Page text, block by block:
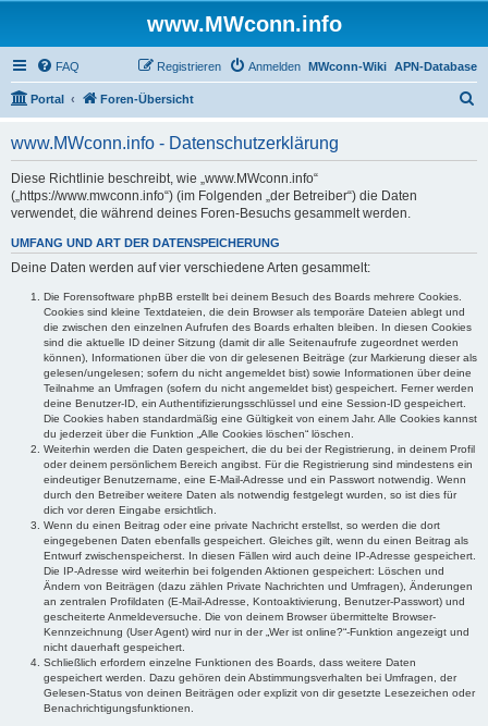
www.MWconn.info
FAQ APN-Database
MWconn-Wiki
Anmelden
Registrieren
Portal Foren-Übersicht
www.MWconn.info - Datenschutzerklärung
Diese Richtlinie beschreibt, wie „www.MWconn.info“
(„https://www.mwconn.info“) (im Folgenden „der Betreiber“) die Daten
verwendet, die während deines Foren-Besuchs gesammelt werden.
UMFANG UND ART DER DATENSPEICHERUNG
Deine Daten werden auf vier verschiedene Arten gesammelt:
Die Forensoftware phpBB erstellt bei deinem Besuch des Boards mehrere Cookies.
Cookies sind kleine Textdateien, die dein Browser als temporäre Dateien ablegt und
die zwischen den einzelnen Aufrufen des Boards erhalten bleiben. In diesen Cookies
sind die aktuelle ID deiner Sitzung (damit dir alle Seitenaufrufe zugeordnet werden
können), Informationen über die von dir gelesenen Beiträge (zur Markierung dieser als
gelesen/ungelesen; sofern du nicht angemeldet bist) sowie Informationen über deine
Teilnahme an Umfragen (sofern du nicht angemeldet bist) gespeichert. Ferner werden
deine Benutzer-ID, ein Authentifizierungsschlüssel und eine Session-ID gespeichert.
Die Cookies haben standardmäßig eine Gültigkeit von einem Jahr. Alle Cookies kannst
du jederzeit über die Funktion „Alle Cookies löschen“ löschen.
Weiterhin werden die Daten gespeichert, die du bei der Registrierung, in deinem Profil
oder deinem persönlichem Bereich angibst. Für die Registrierung sind mindestens ein
eindeutiger Benutzername, eine E-Mail-Adresse und ein Passwort notwendig. Wenn
durch den Betreiber weitere Daten als notwendig festgelegt wurden, so ist dies für
dich vor deren Eingabe ersichtlich.
Wenn du einen Beitrag oder eine private Nachricht erstellst, so werden die dort
eingegebenen Daten ebenfalls gespeichert. Gleiches gilt, wenn du einen Beitrag als
Entwurf zwischenspeicherst. In diesen Fällen wird auch deine IP-Adresse gespeichert.
Die IP-Adresse wird weiterhin bei folgenden Aktionen gespeichert: Löschen und
Ändern von Beiträgen (dazu zählen Private Nachrichten und Umfragen), Änderungen
an zentralen Profildaten (E-Mail-Adresse, Kontoaktivierung, Benutzer-Passwort) und
gescheiterte Anmeldeversuche. Die von deinem Browser übermittelte Browser-
Kennzeichnung (User Agent) wird nur in der „Wer ist online?“-Funktion angezeigt und
nicht dauerhaft gespeichert.
Schließlich erfordern einzelne Funktionen des Boards, dass weitere Daten
gespeichert werden. Dazu gehören dein Abstimmungsverhalten bei Umfragen, der
Gelesen-Status von deinen Beiträgen oder explizit von dir gesetzte Lesezeichen oder
Benachrichtigungsfunktionen.